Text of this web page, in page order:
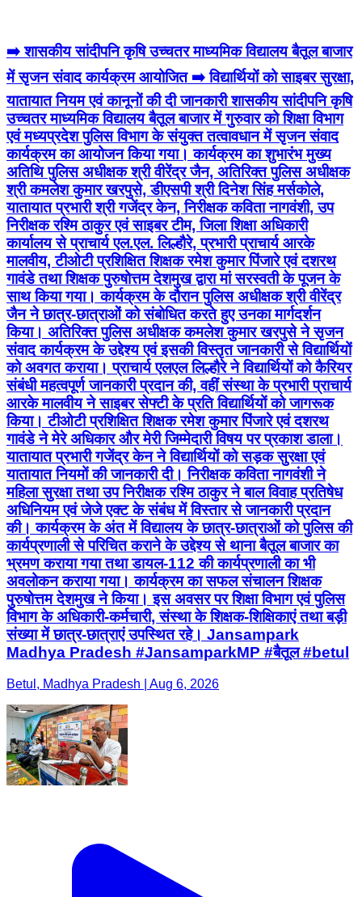
➡️ शासकीय सांदीपनि कृषि उच्चतर माध्यमिक विद्यालय बैतूल बाजार
में सृजन संवाद कार्यक्रम आयोजित ➡️ विद्यार्थियों को साइबर सुरक्षा,
यातायात नियम एवं कानूनों की दी जानकारी शासकीय सांदीपनि कृषि
उच्चतर माध्यमिक विद्यालय बैतूल बाजार में गुरुवार को शिक्षा विभाग
एवं मध्यप्रदेश पुलिस विभाग के संयुक्त तत्वावधान में सृजन संवाद
कार्यक्रम का आयोजन किया गया। कार्यक्रम का शुभारंभ मुख्य
अतिथि पुलिस अधीक्षक श्री वीरेंद्र जैन, अतिरिक्त पुलिस अधीक्षक
श्री कमलेश कुमार खरपुसे, डीएसपी श्री दिनेश सिंह मर्सकोले,
यातायात प्रभारी श्री गजेंद्र केन, निरीक्षक कविता नागवंशी, उप
निरीक्षक रश्मि ठाकुर एवं साइबर टीम, जिला शिक्षा अधिकारी
कार्यालय से प्राचार्य एल.एल. लिल्हौरे, प्रभारी प्राचार्य आरके
मालवीय, टीओटी प्रशिक्षित शिक्षक रमेश कुमार पिंजारे एवं दशरथ
गावंडे तथा शिक्षक पुरुषोत्तम देशमुख द्वारा मां सरस्वती के पूजन के
साथ किया गया। कार्यक्रम के दौरान पुलिस अधीक्षक श्री वीरेंद्र
जैन ने छात्र-छात्राओं को संबोधित करते हुए उनका मार्गदर्शन
किया। अतिरिक्त पुलिस अधीक्षक कमलेश कुमार खरपुसे ने सृजन
संवाद कार्यक्रम के उद्देश्य एवं इसकी विस्तृत जानकारी से विद्यार्थियों
को अवगत कराया। प्राचार्य एलएल लिल्हौरे ने विद्यार्थियों को कैरियर
संबंधी महत्वपूर्ण जानकारी प्रदान की, वहीं संस्था के प्रभारी प्राचार्य
आरके मालवीय ने साइबर सेफ्टी के प्रति विद्यार्थियों को जागरूक
किया। टीओटी प्रशिक्षित शिक्षक रमेश कुमार पिंजारे एवं दशरथ
गावंडे ने मेरे अधिकार और मेरी जिम्मेदारी विषय पर प्रकाश डाला।
यातायात प्रभारी गजेंद्र केन ने विद्यार्थियों को सड़क सुरक्षा एवं
यातायात नियमों की जानकारी दी। निरीक्षक कविता नागवंशी ने
महिला सुरक्षा तथा उप निरीक्षक रश्मि ठाकुर ने बाल विवाह प्रतिषेध
अधिनियम एवं जेजे एक्ट के संबंध में विस्तार से जानकारी प्रदान
की। कार्यक्रम के अंत में विद्यालय के छात्र-छात्राओं को पुलिस की
कार्यप्रणाली से परिचित कराने के उद्देश्य से थाना बैतूल बाजार का
भ्रमण कराया गया तथा डायल-112 की कार्यप्रणाली का भी
अवलोकन कराया गया। कार्यक्रम का सफल संचालन शिक्षक
पुरुषोत्तम देशमुख ने किया। इस अवसर पर शिक्षा विभाग एवं पुलिस
विभाग के अधिकारी-कर्मचारी, संस्था के शिक्षक-शिक्षिकाएं तथा बड़ी
संख्या में छात्र-छात्राएं उपस्थित रहे। Jansampark
Madhya Pradesh #JansamparkMP #बैतूल #betul
Betul, Madhya Pradesh | Aug 6, 2026